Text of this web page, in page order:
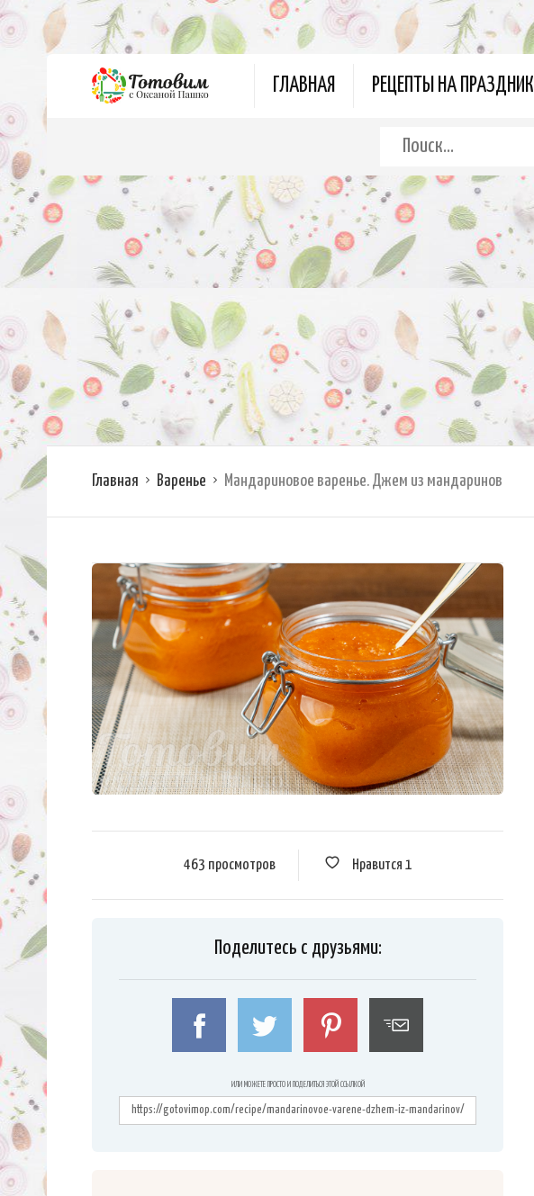
ГЛАВНАЯ РЕЦЕПТЫ НА ПРАЗДНИК
Главная Варенье Мандариновое варенье. Джем из мандаринов
463 просмотров Нравится 1
Поделитесь с друзьями:
ИЛИ МОЖЕТЕ ПРОСТО И ПОДЕЛИТЬСЯ ЭТОЙ ССЫЛКОЙ